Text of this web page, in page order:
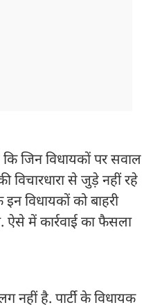
जिन विधायकों पर सवाल
विचारधारा से जुड़े नहीं रहे
विधायकों को बाहरी
ऐसे में कार्रवाई का फैसला
नहीं है. पार्टी के विधायक